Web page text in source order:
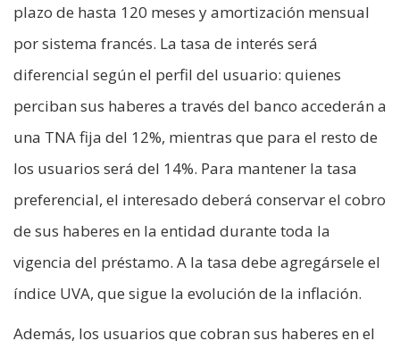
plazo de hasta 120 meses y amortización mensual
por sistema francés. La tasa de interés será
diferencial según el perfil del usuario: quienes
perciban sus haberes a través del banco accederán a
una TNA fija del 12%, mientras que para el resto de
los usuarios será del 14%. Para mantener la tasa
preferencial, el interesado deberá conservar el cobro
de sus haberes en la entidad durante toda la
vigencia del préstamo. A la tasa debe agregársele el
índice UVA, que sigue la evolución de la inflación.
Además, los usuarios que cobran sus haberes en el